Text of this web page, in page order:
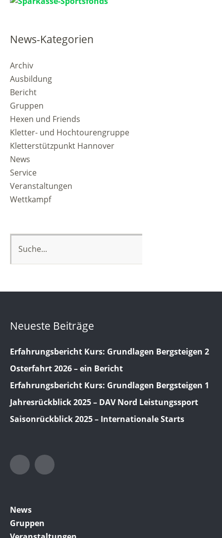
News-Kategorien
Archiv
Ausbildung
Bericht
Gruppen
Hexen und Friends
Kletter- und Hochtourengruppe
Kletterstützpunkt Hannover
News
Service
Veranstaltungen
Wettkampf
Neueste Beiträge
Erfahrungsbericht Kurs: Grundlagen Bergsteigen 2
Osterfahrt 2026 – ein Bericht
Erfahrungsbericht Kurs: Grundlagen Bergsteigen 1
Jahresrückblick 2025 – DAV Nord Leistungssport
Saisonrückblick 2025 – Internationale Starts
Twitter
News
Gruppen